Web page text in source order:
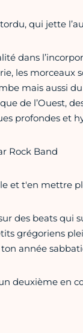
qui jette
dans
les morceaux
mais aussi
de l’Ouest,
profondes et
Rock Band
et t'en mettre
des beats qui
grégoriens
année
deuxième en